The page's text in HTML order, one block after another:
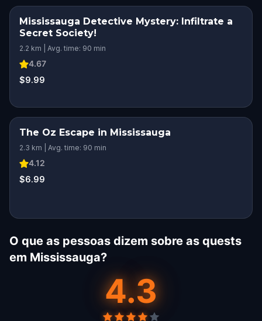
Mississauga Detective Mystery: Infiltrate a
Secret Society!
2.2 km | Avg. time: 90 min
4.67
$9.99
The Oz Escape in Mississauga
2.3 km | Avg. time: 90 min
4.12
$6.99
O que as pessoas dizem sobre as quests
em Mississauga?
4.3